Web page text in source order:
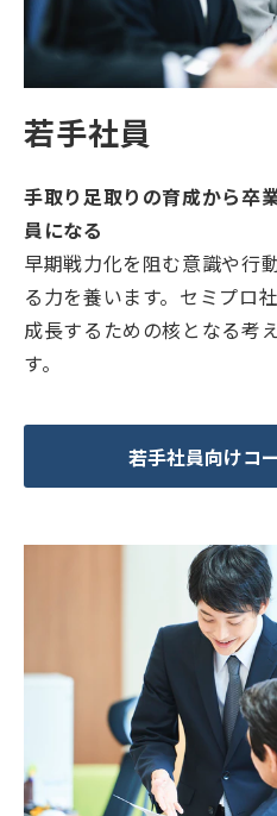
若手社員
手取り足取りの育成から卒
員になる
早期戦力化を阻む意識や行
る力を養います。セミプロ
成長するための核となる考
す。
若手社員向けコ